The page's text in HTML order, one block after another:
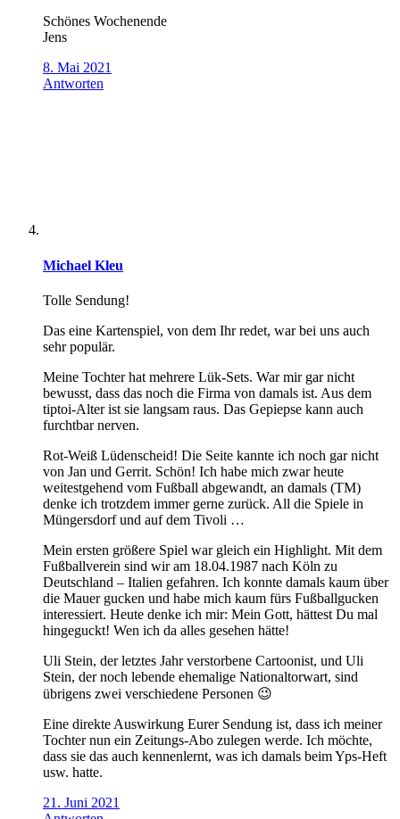
Schönes Wochenende
Jens
8. Mai 2021
Antworten
Michael Kleu
Tolle Sendung!
Das eine Kartenspiel, von dem Ihr redet, war bei uns auch
sehr populär.
Meine Tochter hat mehrere Lük-Sets. War mir gar nicht
bewusst, dass das noch die Firma von damals ist. Aus dem
tiptoi-Alter ist sie langsam raus. Das Gepiepse kann auch
furchtbar nerven.
Rot-Weiß Lüdenscheid! Die Seite kannte ich noch gar nicht
von Jan und Gerrit. Schön! Ich habe mich zwar heute
weitestgehend vom Fußball abgewandt, an damals (TM)
denke ich trotzdem immer gerne zurück. All die Spiele in
Müngersdorf und auf dem Tivoli …
Mein ersten größere Spiel war gleich ein Highlight. Mit dem
Fußballverein sind wir am 18.04.1987 nach Köln zu
Deutschland – Italien gefahren. Ich konnte damals kaum über
die Mauer gucken und habe mich kaum fürs Fußballgucken
interessiert. Heute denke ich mir: Mein Gott, hättest Du mal
hingeguckt! Wen ich da alles gesehen hätte!
Uli Stein, der letztes Jahr verstorbene Cartoonist, und Uli
Stein, der noch lebende ehemalige Nationaltorwart, sind
übrigens zwei verschiedene Personen 😉
Eine direkte Auswirkung Eurer Sendung ist, dass ich meiner
Tochter nun ein Zeitungs-Abo zulegen werde. Ich möchte,
dass sie das auch kennenlernt, was ich damals beim Yps-Heft
usw. hatte.
21. Juni 2021